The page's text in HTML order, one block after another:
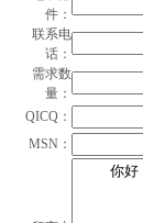
件：
联系电
话：
需求数
量：
QICQ：
MSN：